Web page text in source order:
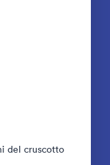
del cruscotto